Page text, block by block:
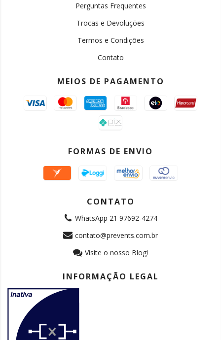
Perguntas Frequentes
Trocas e Devoluções
Termos e Condições
Contato
MEIOS DE PAGAMENTO
FORMAS DE ENVIO
CONTATO
WhatsApp 21 97692-4274
contato@prevents.com.br
Visite o nosso Blog!
INFORMAÇÃO LEGAL